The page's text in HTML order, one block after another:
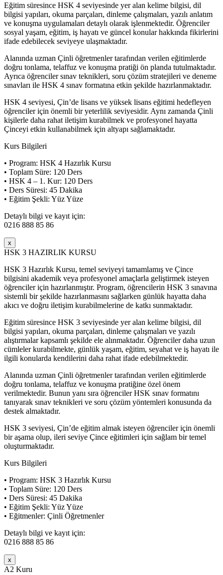
Eğitim süresince HSK 4 seviyesinde yer alan kelime bilgisi, dil
bilgisi yapıları, okuma parçaları, dinleme çalışmaları, yazılı anlatım
ve konuşma uygulamaları detaylı olarak işlenmektedir. Öğrenciler
sosyal yaşam, eğitim, iş hayatı ve güncel konular hakkında fikirlerini
ifade edebilecek seviyeye ulaşmaktadır.
Alanında uzman Çinli öğretmenler tarafından verilen eğitimlerde
doğru tonlama, telaffuz ve konuşma pratiği ön planda tutulmaktadır.
Ayrıca öğrenciler sınav teknikleri, soru çözüm stratejileri ve deneme
sınavları ile HSK 4 sınav formatına etkin şekilde hazırlanmaktadır.
HSK 4 seviyesi, Çin’de lisans ve yüksek lisans eğitimi hedefleyen
öğrenciler için önemli bir yeterlilik seviyesidir. Aynı zamanda Çinli
kişilerle daha rahat iletişim kurabilmek ve profesyonel hayatta
Çinceyi etkin kullanabilmek için altyapı sağlamaktadır.
Kurs Bilgileri
• Program: HSK 4 Hazırlık Kursu
• Toplam Süre: 120 Ders
• HSK 4 – 1. Kur: 120 Ders
• Ders Süresi: 45 Dakika
• Eğitim Şekli: Yüz Yüze
Detaylı bilgi ve kayıt için:
0216 888 85 86
x
HSK 3 HAZIRLIK KURSU
HSK 3 Hazırlık Kursu, temel seviyeyi tamamlamış ve Çince
bilgisini akademik veya profesyonel amaçlarla geliştirmek isteyen
öğrenciler için hazırlanmıştır. Program, öğrencilerin HSK 3 sınavına
sistemli bir şekilde hazırlanmasını sağlarken günlük hayatta daha
akıcı ve doğru iletişim kurabilmelerine de katkı sunmaktadır.
Eğitim süresince HSK 3 seviyesinde yer alan kelime bilgisi, dil
bilgisi yapıları, okuma parçaları, dinleme çalışmaları ve yazılı
alıştırmalar kapsamlı şekilde ele alınmaktadır. Öğrenciler daha uzun
cümleler kurabilmekte, günlük yaşam, eğitim, seyahat ve iş hayatı ile
ilgili konularda kendilerini daha rahat ifade edebilmektedir.
Alanında uzman Çinli öğretmenler tarafından verilen eğitimlerde
doğru tonlama, telaffuz ve konuşma pratiğine özel önem
verilmektedir. Bunun yanı sıra öğrenciler HSK sınav formatını
tanıyarak sınav teknikleri ve soru çözüm yöntemleri konusunda da
destek almaktadır.
HSK 3 seviyesi, Çin’de eğitim almak isteyen öğrenciler için önemli
bir aşama olup, ileri seviye Çince eğitimleri için sağlam bir temel
oluşturmaktadır.
Kurs Bilgileri
• Program: HSK 3 Hazırlık Kursu
• Toplam Süre: 120 Ders
• Ders Süresi: 45 Dakika
• Eğitim Şekli: Yüz Yüze
• Eğitmenler: Çinli Öğretmenler
Detaylı bilgi ve kayıt için:
0216 888 85 86
x
A2 Kuru